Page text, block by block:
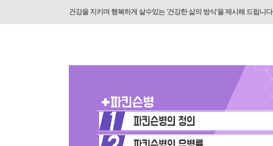
건강을 지키며 행복하게 살수있는 '건강한 삶의 방식'을 제시해 드립니다